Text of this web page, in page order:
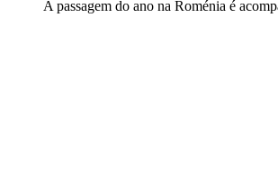
A passagem do ano na Roménia é